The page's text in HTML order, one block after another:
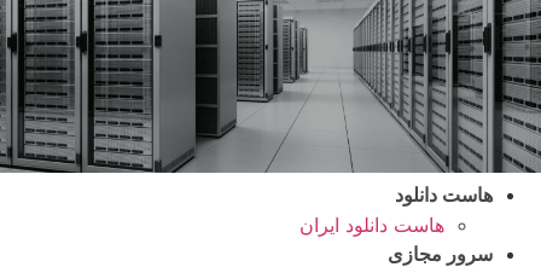
هاست دانلود
هاست دانلود ایران
سرور مجازی